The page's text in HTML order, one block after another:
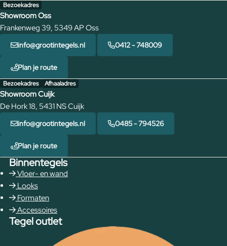
Bezoekadres
Showroom Oss
Frankenweg 39, 5349 AP Oss
info@grootintegels.nl 0412 - 748009
Plan je route
Bezoekadres Afhaaladres
Showroom Cuijk
De Hork 18, 5431 NS Cuijk
info@grootintegels.nl 0485 - 794526
Plan je route
Binnentegels
Vloer- en wand
Looks
Formaten
Accessoires
Tegel outlet